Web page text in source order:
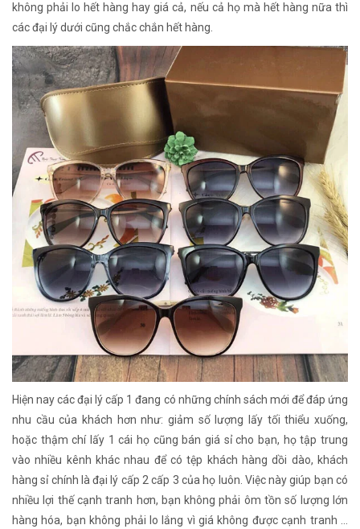
không phải lo hết hàng hay giá cả, nếu cả họ mà hết hàng nữa thì
các đại lý dưới cũng chắc chắn hết hàng.
Hiện nay các đại lý cấp 1 đang có những chính sách mới để đáp ứng
nhu cầu của khách hơn như: giảm số lượng lấy tối thiểu xuống,
hoặc thậm chí lấy 1 cái họ cũng bán giá sỉ cho bạn, họ tập trung
vào nhiều kênh khác nhau để có tệp khách hàng dồi dào, khách
hàng sỉ chính là đại lý cấp 2 cấp 3 của họ luôn. Việc này giúp bạn có
nhiều lợi thế cạnh tranh hơn, bạn không phải ôm tồn số lượng lớn
hàng hóa, bạn không phải lo lắng vì giá không được cạnh tranh ...